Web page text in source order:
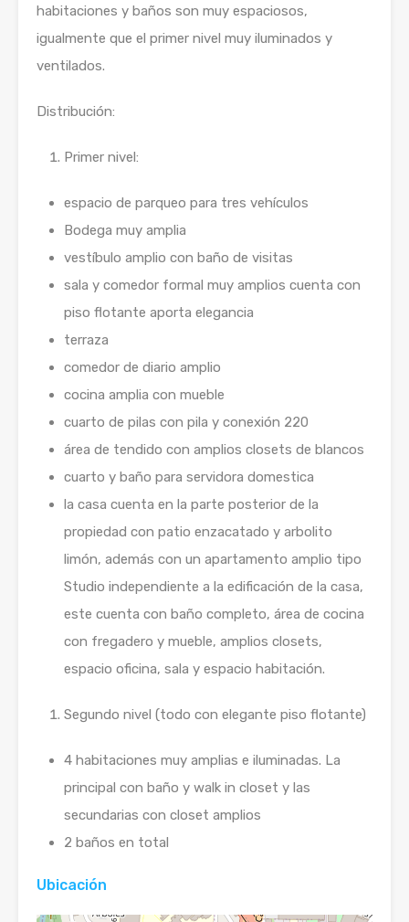
habitaciones y baños son muy espaciosos,
igualmente que el primer nivel muy iluminados y
ventilados.
Distribución:
Primer nivel:
espacio de parqueo para tres vehículos
Bodega muy amplia
vestíbulo amplio con baño de visitas
sala y comedor formal muy amplios cuenta con
piso flotante aporta elegancia
terraza
comedor de diario amplio
cocina amplia con mueble
cuarto de pilas con pila y conexión 220
área de tendido con amplios closets de blancos
cuarto y baño para servidora domestica
la casa cuenta en la parte posterior de la
propiedad con patio enzacatado y arbolito
limón, además con un apartamento amplio tipo
Studio independiente a la edificación de la casa,
este cuenta con baño completo, área de cocina
con fregadero y mueble, amplios closets,
espacio oficina, sala y espacio habitación.
Segundo nivel (todo con elegante piso flotante)
4 habitaciones muy amplias e iluminadas. La
principal con baño y walk in closet y las
secundarias con closet amplios
2 baños en total
Ubicación